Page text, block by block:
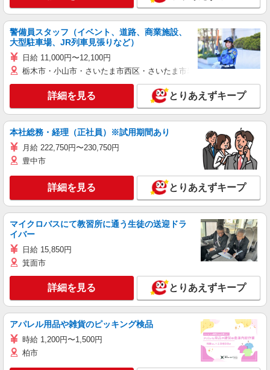
警備員スタッフ（イベント、道路、商業施設、
大型駐車場、JR列車見張りなど）
日給 11,000円〜12,100円
栃木市・小山市・さいたま市西区・さいたま市岩槻区・久喜市・蓮田
詳細を見る とりあえずキープ
本社総務・経理（正社員）※試用期間あり
月給 222,750円〜230,750円
豊中市
詳細を見る とりあえずキープ
マイクロバスにて教習所に通う生徒の送迎ドラ
イバー
日給 15,850円
箕面市
詳細を見る とりあえずキープ
アパレル用品や雑貨のピッキング検品
時給 1,200円〜1,500円
柏市